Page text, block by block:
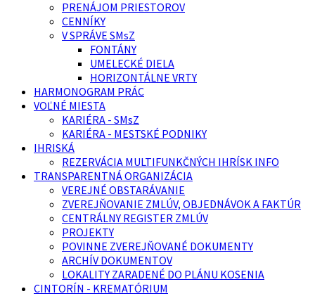
PRENÁJOM PRIESTOROV
CENNÍKY
V SPRÁVE SMsZ
FONTÁNY
UMELECKÉ DIELA
HORIZONTÁLNE VRTY
HARMONOGRAM PRÁC
VOĽNÉ MIESTA
KARIÉRA - SMsZ
KARIÉRA - MESTSKÉ PODNIKY
IHRISKÁ
REZERVÁCIA MULTIFUNKČNÝCH IHRÍSK INFO
TRANSPARENTNÁ ORGANIZÁCIA
VEREJNÉ OBSTARÁVANIE
ZVEREJŇOVANIE ZMLÚV, OBJEDNÁVOK A FAKTÚR
CENTRÁLNY REGISTER ZMLÚV
PROJEKTY
POVINNE ZVEREJŇOVANÉ DOKUMENTY
ARCHÍV DOKUMENTOV
LOKALITY ZARADENÉ DO PLÁNU KOSENIA
CINTORÍN - KREMATÓRIUM